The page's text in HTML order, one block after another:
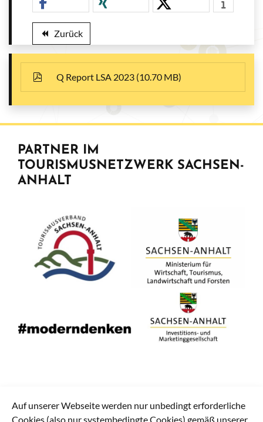
Auf unserer Webseite werden nur unbedingt erforderliche
Cookies (also nur systembedingte Cookies) gemäß unserer
backward Zurück
Q Report LSA 2023 (10.70 MB)
PARTNER IM
TOURISMUSNETZWERK SACHSEN-
ANHALT